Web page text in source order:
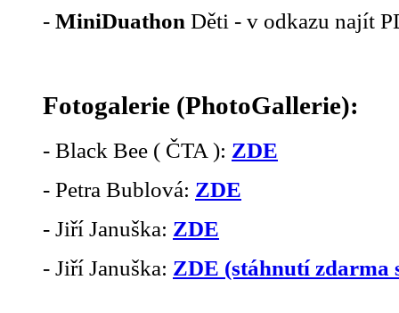
- MiniDuathon Děti - v odkazu najít
Fotogalerie (PhotoGallerie):
- Black Bee ( ČTA ): ZDE
- Petra Bublová: ZDE
- Jiří Januška: ZDE
- Jiří Januška: ZDE (stáhnutí zdarma